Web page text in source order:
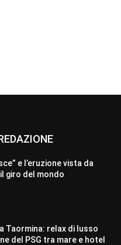
e l’eruzione vista da
giro del mondo
Taormina: relax di lusso
del PSG tra mare e hotel